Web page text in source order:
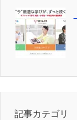
記事カテゴリ